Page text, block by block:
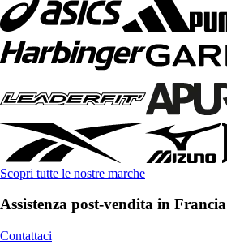
Scopri tutte le nostre marche
Assistenza post-vendita in Francia
Contattaci